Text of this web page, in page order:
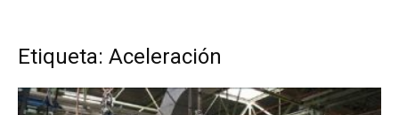
Etiqueta: Aceleración